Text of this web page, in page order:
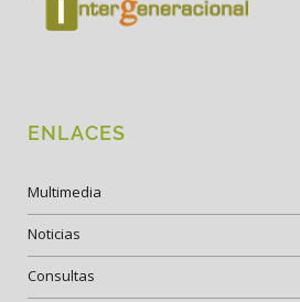
ENLACES
Multimedia
Noticias
Consultas